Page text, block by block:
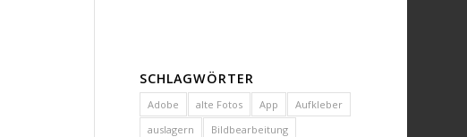
SCHLAGWÖRTER
Adobe alte Fotos App
Aufkleber
auslagern
Bildbearbeitung